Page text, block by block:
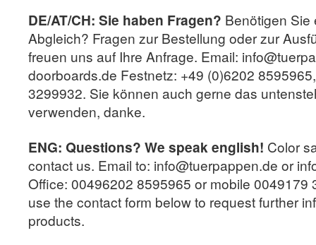
DE/AT/CH: Sie haben Fragen? Benötigen Sie
Abgleich? Fragen zur Bestellung oder zur
freuen uns auf Ihre Anfrage. Email:
doorboards.de Festnetz: +49 (0)6202
3299932. Sie können auch gerne das
verwenden, danke.
ENG: Questions? We speak english! Color
contact us. Email to: info@tuerpappen.de or
Office: 00496202 8595965 or mobile
use the contact form below to request further
products.